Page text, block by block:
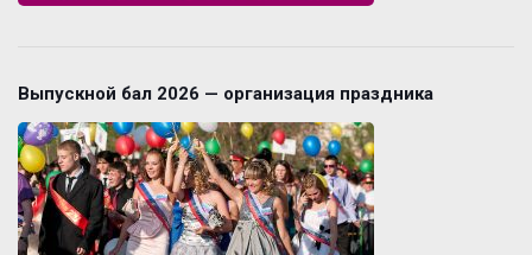
Выпускной бал 2026 — организация праздника